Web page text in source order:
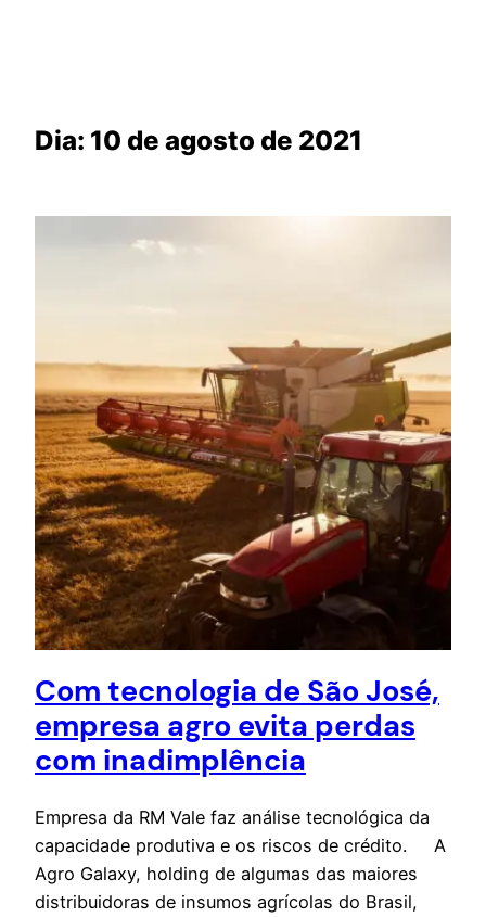
Dia: 10 de agosto de 2021
Com tecnologia de São José,
empresa agro evita perdas
com inadimplência
Empresa da RM Vale faz análise tecnológica da
capacidade produtiva e os riscos de crédito. A
Agro Galaxy, holding de algumas das maiores
distribuidoras de insumos agrícolas do Brasil,